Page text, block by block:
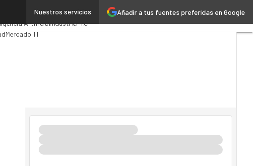
Añadir a tus fuentes preferidas en Google
Nuestros servicios
Administración Pública
ArtificialIndustria 4.0
Mercado TI